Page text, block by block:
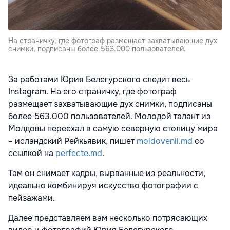
На страничку, где фотограф размещает захватывающие дух
снимки, подписаны более 563.000 пользователей.
За работами Юрия Белегурского следит весь
Instagram. На его страничку, где фотограф
размещает захватывающие дух снимки, подписаны
более 563.000 пользователей. Молодой талант из
Молдовы переехал в самую северную столицу мира
– исландский Рейкьявик, пишетmoldovenii.md со
ссылкой на perfecte.md.
Там он снимает кадры, вырванные из реальности,
идеально комбинируя искусство фотографии с
пейзажами.
Далее представляем вам несколько потрясающих